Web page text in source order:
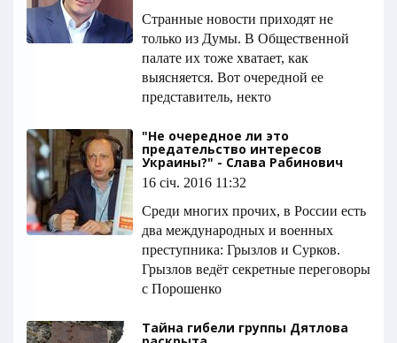
Странные новости приходят не
только из Думы. В Общественной
палате их тоже хватает, как
выясняется. Вот очередной ее
представитель, некто
"Не очередное ли это
предательство интересов
Украины?" - Слава Рабинович
16 січ. 2016 11:32
Среди многих прочих, в России есть
два международных и военных
преступника: Грызлов и Сурков.
Грызлов ведёт секретные переговоры
с Порошенко
Тайна гибели группы Дятлова